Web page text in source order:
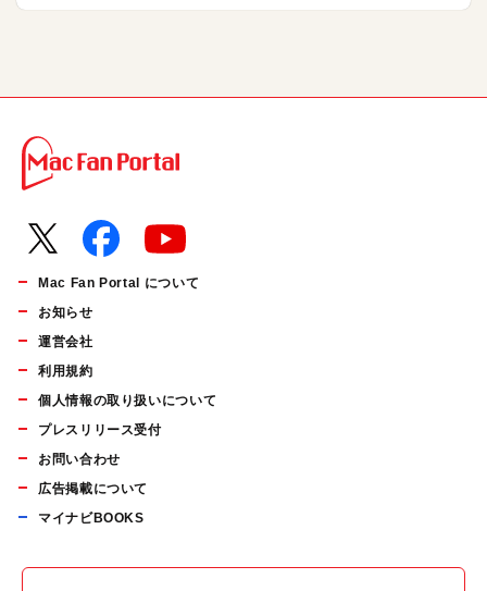
Mac Fan Portal について
お知らせ
運営会社
利用規約
個人情報の取り扱いについて
プレスリリース受付
お問い合わせ
広告掲載について
マイナビBOOKS